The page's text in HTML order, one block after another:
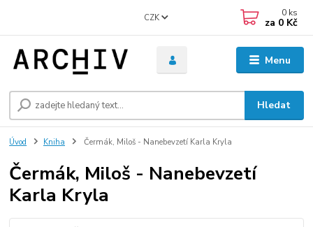
Menu
CZK
Hledat
0 ks
za 0 Kč
Úvod Kniha Čermák, Miloš - Nanebevzetí Karla Kryla
Čermák, Miloš - Nanebevzetí
Karla Kryla